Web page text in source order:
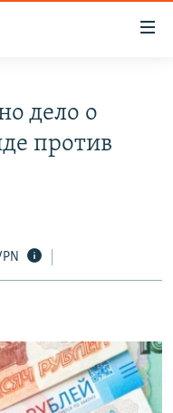
дело о
против